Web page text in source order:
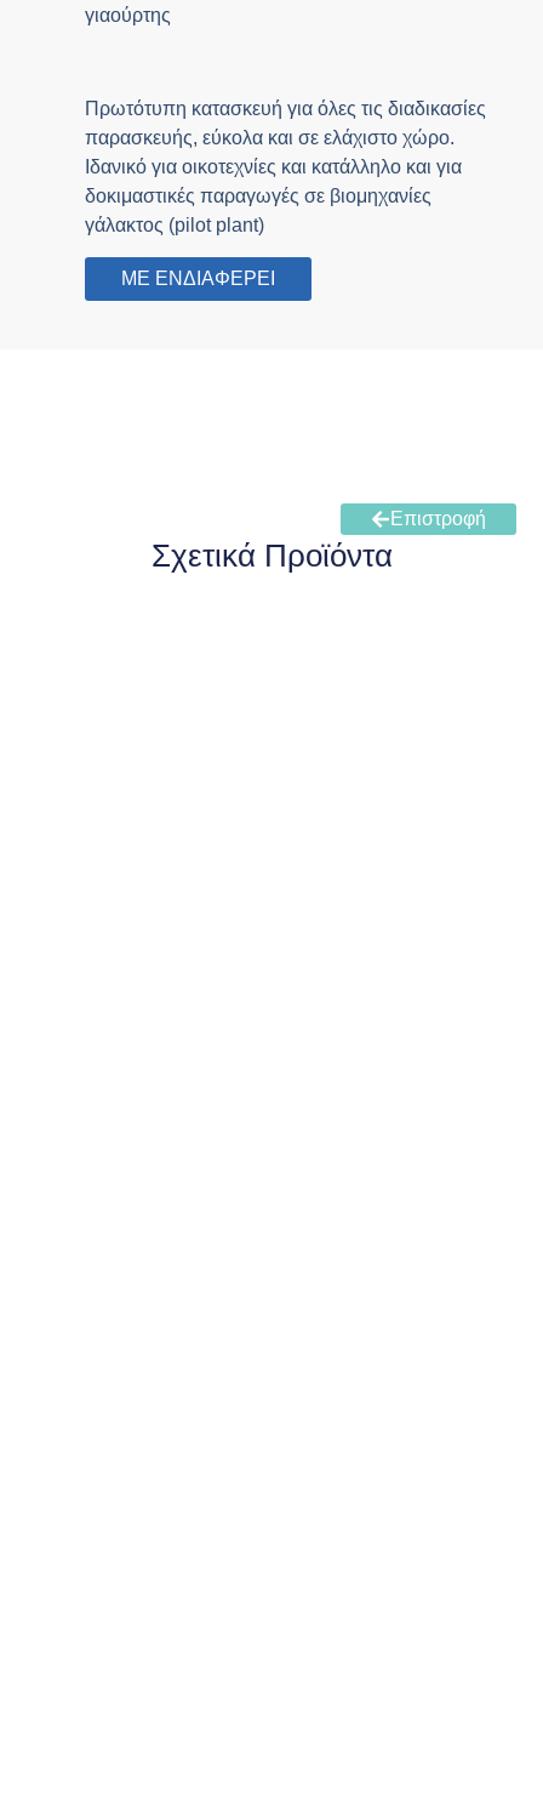
γιαούρτης
Πρωτότυπη κατασκευή για όλες τις διαδικασίες
παρασκευής, εύκολα και σε ελάχιστο χώρο.
Ιδανικό για οικοτεχνίες και κατάλληλο και για
δοκιμαστικές παραγωγές σε βιομηχανίες
γάλακτος (pilot plant)
ΜΕ ΕΝΔΙΑΦΕΡΕΙ
Επιστροφή
Σχετικά Προϊόντα